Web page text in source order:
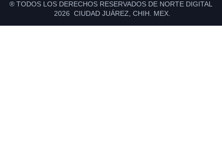
® TODOS LOS DERECHOS RESERVADOS DE NORTE DIGITAL
2026 CIUDAD JUÁREZ, CHIH. MEX.